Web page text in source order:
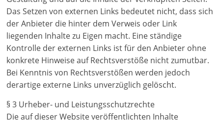
Das Setzen von externen Links bedeutet nicht, dass sich
der Anbieter die hinter dem Verweis oder Link
liegenden Inhalte zu Eigen macht. Eine ständige
Kontrolle der externen Links ist für den Anbieter ohne
konkrete Hinweise auf Rechtsverstöße nicht zumutbar.
Bei Kenntnis von Rechtsverstößen werden jedoch
derartige externe Links unverzüglich gelöscht.
§ 3 Urheber- und Leistungsschutzrechte
Die auf dieser Website veröffentlichten Inhalte